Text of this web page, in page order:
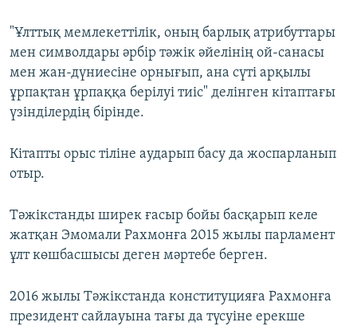
"Ұлттық мемлекеттілік, оның барлық атрибуттары
мен символдары әрбір тәжік әйелінің ой-санасы
мен жан-дүниесіне орнығып, ана сүті арқылы
ұрпақтан ұрпаққа берілуі тиіс" делінген кітаптағы
үзінділердің бірінде.
Кітапты орыс тіліне аударып басу да жоспарланып
отыр.
Тәжікстанды ширек ғасыр бойы басқарып келе
жатқан Эмомали Рахмонға 2015 жылы парламент
ұлт көшбасшысы деген мәртебе берген.
2016 жылы Тәжікстанда конституцияға Рахмонға
президент сайлауына тағы да түсуіне ерекше